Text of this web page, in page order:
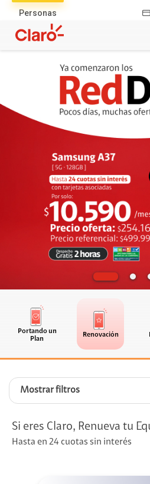
Personas
Portando un
Plan
Renovación
Mostrar filtros
productos
Si eres Claro, Renueva tu
Hasta en 24 cuotas sin interés